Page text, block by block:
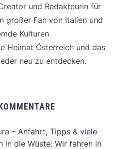
und Redakteurin für
großer Fan von Italien und
Kulturen
Heimat Österreich und das
neu zu entdecken.
– Anfahrt, Tipps & viele
in die Wüste: Wir fahren in